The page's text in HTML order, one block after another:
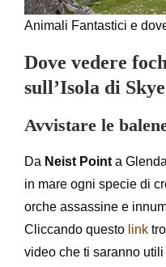
Animali Fantastici e
Dove vedere
sull’Isola di Skye
Avvistare le
Da Neist Point a
in mare ogni specie di
orche assassine e
Cliccando questo link
video che ti saranno